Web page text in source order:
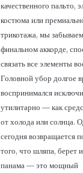
качественного пальто,
костюма или
трикотажа, мы
финальном аккорде,
связать все элементы
Головной убор долгое
воспринимался
утилитарно — как
от холода или солнца.
сегодня возвращается
того, что шляпа, берет
панама — это мощный